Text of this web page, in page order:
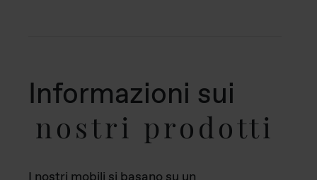
Informazioni sui
nostri prodotti
I nostri mobili si basano su un